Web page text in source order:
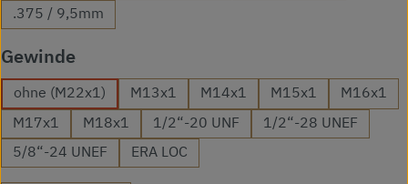
.375 / 9,5mm
Gewindeauswählen
ohne (M22x1) M13x1 M14x1 M15x1 M16x1
M17x1 M18x1 1/2“-20 UNF
1/2“-28 UNEF
5/8“-24 UNEF
ERA LOC